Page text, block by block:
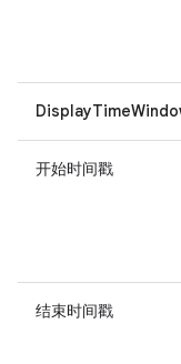
开始时间戳
结束时间戳